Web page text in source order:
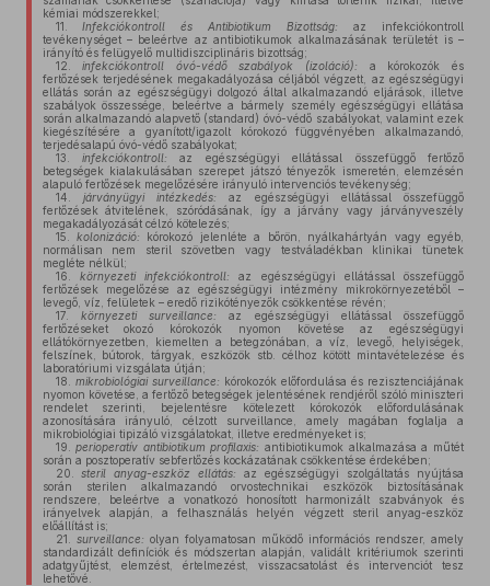
kémiai módszerekkel;
11.
Infekciókontroll és Antibiotikum Bizottság: az infekciókontroll
tevékenységet – beleértve az antibiotikumok alkalmazásának területét is –
irányító és felügyelő multidiszciplináris bizottság;
12.
infekciókontroll óvó-védő szabályok (izoláció): a kórokozók és
fertőzések terjedésének megakadályozása céljából végzett, az egészségügyi
ellátás során az egészségügyi dolgozó által alkalmazandó eljárások, illetve
szabályok összessége, beleértve a bármely személy egészségügyi ellátása
során alkalmazandó alapvető (standard) óvó-védő szabályokat, valamint ezek
kiegészítésére a gyanított/igazolt kórokozó függvényében alkalmazandó,
terjedésalapú óvó-védő szabályokat;
13.
infekciókontroll: az egészségügyi ellátással összefüggő fertőző
betegségek kialakulásában szerepet játszó tényezők ismeretén, elemzésén
alapuló fertőzések megelőzésére irányuló intervenciós tevékenység;
14.
járványügyi intézkedés: az egészségügyi ellátással összefüggő
fertőzések átvitelének, szóródásának, így a járvány vagy járványveszély
megakadályozását célzó kötelezés;
15.
kolonizáció: kórokozó jelenléte a bőrön, nyálkahártyán vagy egyéb,
normálisan nem steril szövetben vagy testváladékban klinikai tünetek
megléte nélkül;
16.
környezeti infekciókontroll: az egészségügyi ellátással összefüggő
fertőzések megelőzése az egészségügyi intézmény mikrokörnyezetéből –
levegő, víz, felületek – eredő rizikótényezők csökkentése révén;
17.
környezeti surveillance: az egészségügyi ellátással összefüggő
fertőzéseket okozó kórokozók nyomon követése az egészségügyi
ellátókörnyezetben, kiemelten a betegzónában, a víz, levegő, helyiségek,
felszínek, bútorok, tárgyak, eszközök stb. célhoz kötött mintavételezése és
laboratóriumi vizsgálata útján;
18.
mikrobiológiai surveillance: kórokozók előfordulása és rezisztenciájának
nyomon követése, a fertőző betegségek jelentésének rendjéről szóló miniszteri
rendelet szerinti, bejelentésre kötelezett kórokozók előfordulásának
azonosítására irányuló, célzott surveillance, amely magában foglalja a
mikrobiológiai tipizáló vizsgálatokat, illetve eredményeket is;
19.
perioperatív antibiotikum profilaxis: antibiotikumok alkalmazása a műtét
során a posztoperatív sebfertőzés kockázatának csökkentése érdekében;
20.
steril anyag-eszköz ellátás:
az egészségügyi szolgáltatás nyújtása
során sterilen alkalmazandó orvostechnikai eszközök biztosításának
rendszere, beleértve a vonatkozó honosított harmonizált szabványok és
irányelvek alapján, a felhasználás helyén végzett steril anyag-eszköz
előállítást is;
21.
surveillance: olyan folyamatosan működő információs rendszer, amely
standardizált definíciók és módszertan alapján, validált kritériumok szerinti
adatgyűjtést, elemzést, értelmezést, visszacsatolást és intervenciót tesz
lehetővé.